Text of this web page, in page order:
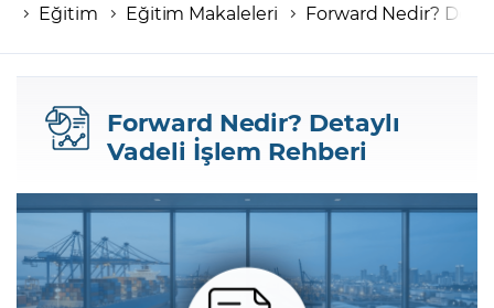
Hesap numaranız
Şifreniz
Şifremi Unuttum
Eğitim Eğitim Makaleleri Forward Nedir?
Forward Nedir? Detaylı
Vadeli İşlem Rehberi